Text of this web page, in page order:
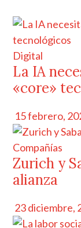
Digital
La IA
«core»
15 febrero,
Compañías
Zurich y
alianza
23 diciembre,